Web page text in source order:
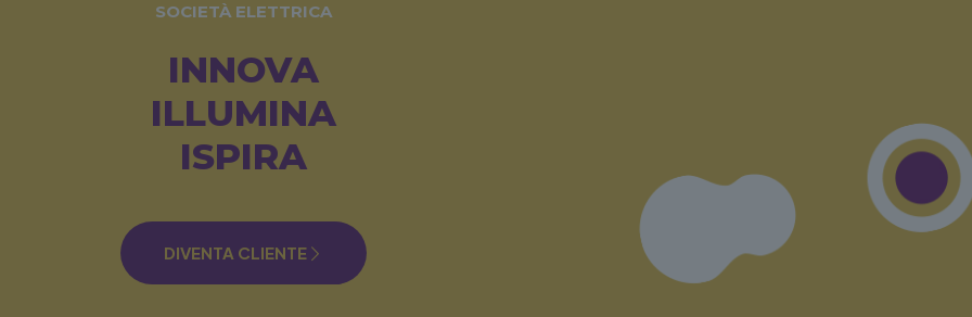
SOCIETÀ ELETTRICA
INNOVA
ILLUMINA
ISPIRA
DIVENTA CLIENTE